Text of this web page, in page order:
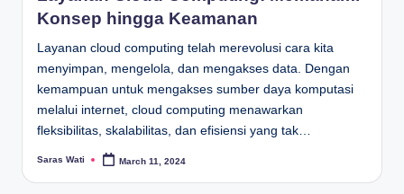
Konsep hingga Keamanan
Layanan cloud computing telah merevolusi cara kita
menyimpan, mengelola, dan mengakses data. Dengan
kemampuan untuk mengakses sumber daya komputasi
melalui internet, cloud computing menawarkan
fleksibilitas, skalabilitas, dan efisiensi yang tak…
Posted
Saras Wati March 11, 2024